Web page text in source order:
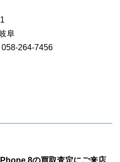
阜
264-7456
8の買取査定にご来店